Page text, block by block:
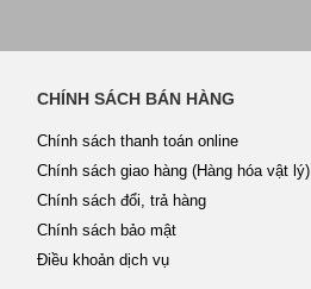
CHÍNH SÁCH BÁN HÀNG
Chính sách thanh toán online
Chính sách giao hàng (Hàng hóa vật lý)
Chính sách đổi, trả hàng
Chính sách bảo mật
Điều khoản dịch vụ